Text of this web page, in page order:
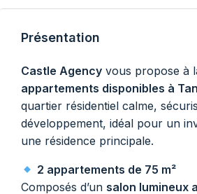
Présentation
Castle Agency vous propose à
appartements disponibles à
quartier résidentiel calme,
développement, idéal pour un
une résidence principale.
2 appartements de 75 m²
Composés d’un salon lumineux